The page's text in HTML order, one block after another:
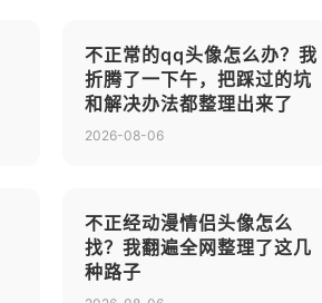
不正常的qq头像怎么办？我
折腾了一下午，把踩过的坑
和解决办法都整理出来了
2026-08-06
不正经动漫情侣头像怎么
找？我翻遍全网整理了这几
种路子